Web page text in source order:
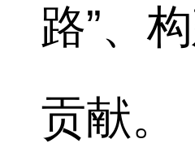
路”、
贡献。